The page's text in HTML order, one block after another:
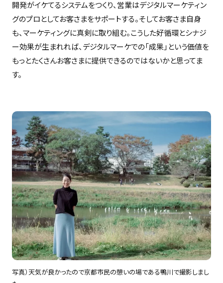
開発がイケてるシステムをつくり、営業はデジタルマーケティン
グのプロとしてお客さまをサポートする。そしてお客さま自身
も、マーケティングに真剣に取り組む。こうした好循環とシナジ
ー効果が生まれれば、デジタルマーケでの「成果」という価値を
もっとたくさんお客さまに提供できるのではないかと思ってま
す。
写真）天気が良かったので京都市民の憩いの場である鴨川で撮影しまし